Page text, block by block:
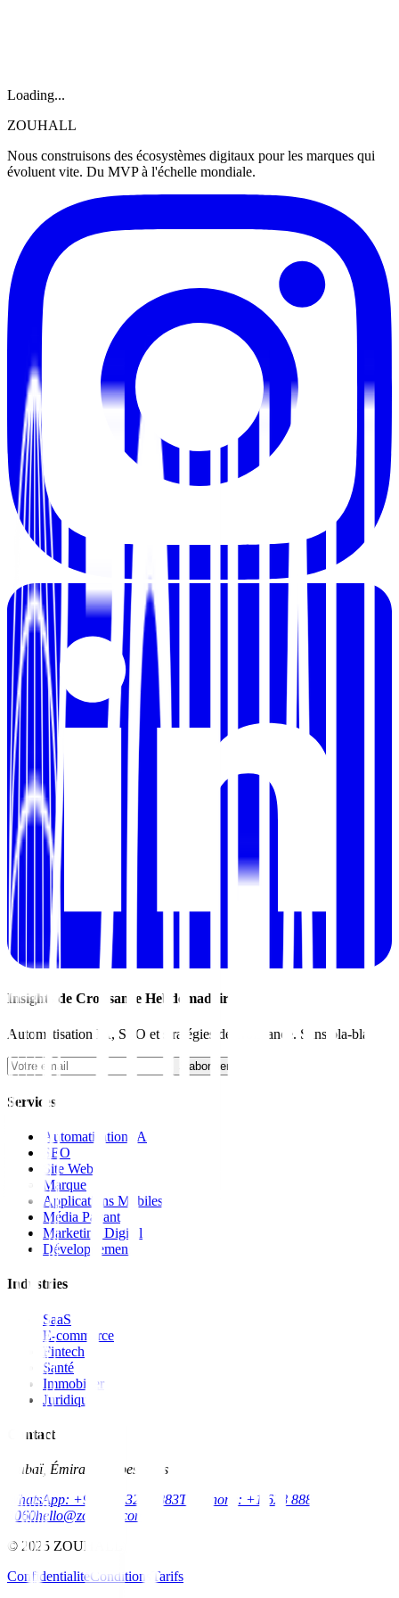
Loading...
ZOUHALL
Nous construisons des écosystèmes digitaux pour les marques qui
évoluent vite. Du MVP à l'échelle mondiale.
Insights de Croissance Hebdomadaires
Automatisation IA, SEO et stratégies de croissance. Sans bla-bla.
S'abonner
Services
Automatisation IA
SEO
Site Web
Marque
Applications Mobiles
Média Payant
Marketing Digital
Développement
Industries
SaaS
E-commerce
Fintech
Santé
Immobilier
Juridique
Contact
Dubaï, Émirats Arabes Unis
WhatsApp: +971 52 326 7883Téléphone: +1 628 888
8060hello@zouhall.com
© 2025 ZOUHALL
ConfidentialitéConditions Tarifs